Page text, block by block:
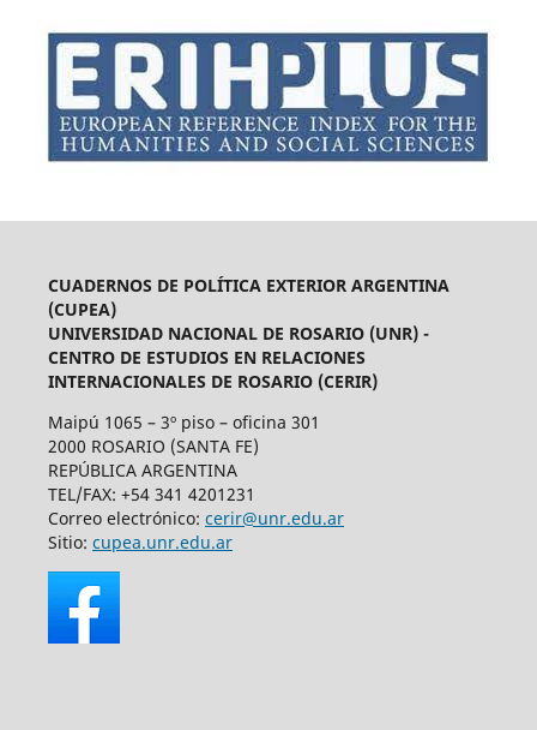
CUADERNOS DE POLÍTICA EXTERIOR ARGENTINA
(CUPEA)
UNIVERSIDAD NACIONAL DE ROSARIO (UNR) -
CENTRO DE ESTUDIOS EN RELACIONES
INTERNACIONALES DE ROSARIO (CERIR)
Maipú 1065 – 3º piso – oficina 301
2000 ROSARIO (SANTA FE)
REPÚBLICA ARGENTINA
TEL/FAX: +54 341 4201231
Correo electrónico: cerir@unr.edu.ar
Sitio: cupea.unr.edu.ar